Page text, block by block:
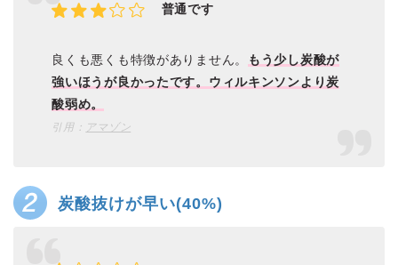
普通です
良くも悪くも特徴がありません。
もう少し炭酸が
強いほうが良かったです。ウィルキンソンより炭
酸弱め。
引用： アマゾン
炭酸抜けが早い(40%)